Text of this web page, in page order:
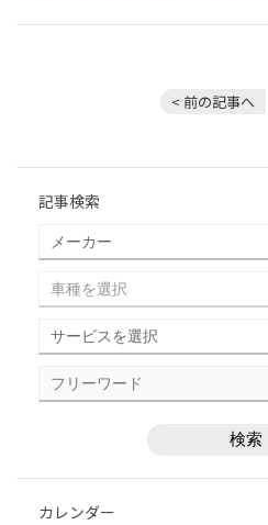
< 前の記事へ
記事検索
カレンダー